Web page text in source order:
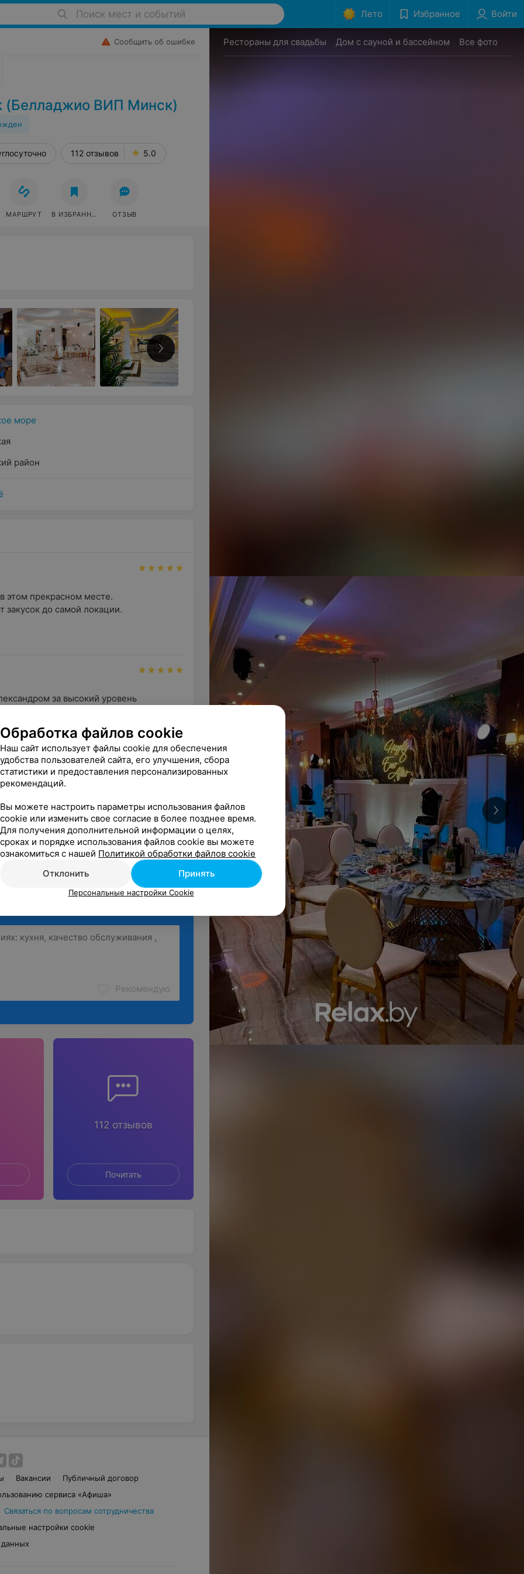
Поиск мест и событий Лето Избранное Войти
Сообщить об ошибке
(Белладжио ВИП Минск)
112 отзывов 5.0
МАРШРУТ В ИЗБРАННОЕ ОТЗЫВ
море
район
этом прекрасном месте.
закусок до самой локации.
за высокий уровень
площадке! Все возникающие ...
давольны даже очень, Ольга и
за такое потрясяющее м...
Рекомендую
112 отзывов
Почитать
Вакансии
Публичный договор
сервиса «Афиша»
Связаться по вопросам сотрудничества
настройки cookie
Рестораны для свадьбы Дом с сауной и бассейном Все фото
Обработка файлов cookie
Наш сайт использует файлы cookie для обеспечения
удобства пользователей сайта, его улучшения, сбора
статистики и предоставления персонализированных
рекомендаций.
Вы можете настроить параметры использования файлов
cookie или изменить свое согласие в более позднее время.
Для получения дополнительной информации о целях,
сроках и порядке использования файлов cookie вы можете
ознакомиться с нашей Политикой обработки файлов cookie
Отклонить
Принять
Персональные настройки Cookie